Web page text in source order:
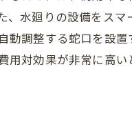
、水廻りの設備をス
動調整する蛇口を設
用対効果が非常に高